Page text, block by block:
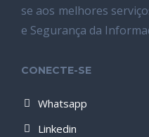
se aos melhores
e Segurança da
CONECTE-SE
Whatsapp
Linkedin